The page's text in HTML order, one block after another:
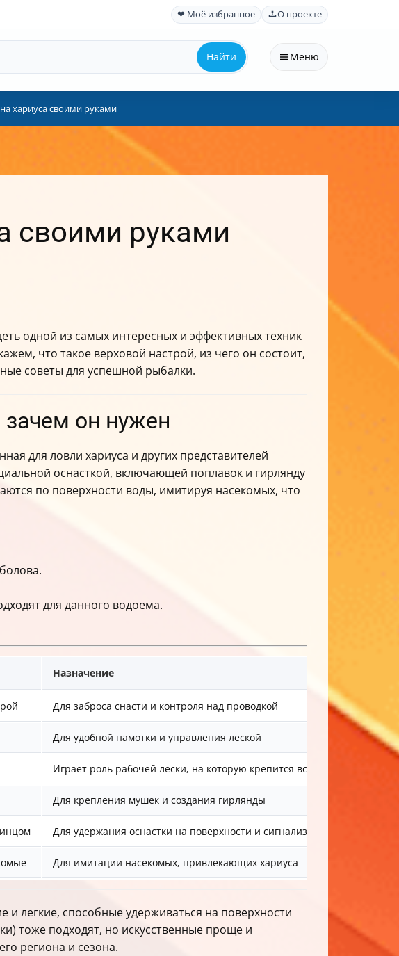
❤ Моё избранное О проекте
Найти Меню
хариуса своими руками
своими руками
одной из самых интересных и эффективных техник
что такое верховой настрой, из чего он состоит,
советы для успешной рыбалки.
зачем он нужен
для ловли хариуса и других представителей
оснасткой, включающей поплавок и гирлянду
по поверхности воды, имитируя насекомых, что
для данного водоема.
Назначение
Для заброса снасти и контроля над проводкой
Для удобной намотки и управления леской
Играет роль рабочей лески, на которую крепится вся оснастка
Для крепления мушек и создания гирлянды
Для удержания оснастки на поверхности и сигнализации поклевки
Для имитации насекомых, привлекающих хариуса
легкие, способные удерживаться на поверхности
тоже подходят, но искусственные проще и
региона и сезона.